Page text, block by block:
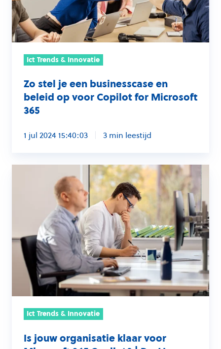
businesscase
en
beleid
voor
Microsoft
365
Ict Trends & Innovatie
Zo stel je een businesscase en
beleid op voor Copilot for Microsoft
365
1 jul 2024 15:40:03 3 min leestijd
organisatie
Microsoft
365
Copilot?
De
AI-
readiness
checklist
Ict Trends & Innovatie
Is jouw organisatie klaar voor